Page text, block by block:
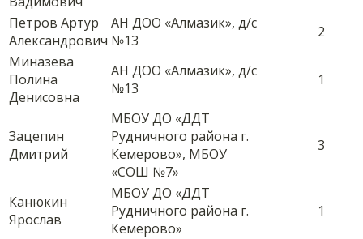
Петров Артур
Александрович
АН ДОО «Алмазик», д/с
№13
2
Миназева
Полина
Денисовна
АН ДОО «Алмазик», д/с
№13
1
Зацепин
Дмитрий
МБОУ ДО «ДДТ
Рудничного района г.
Кемерово», МБОУ
«СОШ №7»
3
Канюкин
Ярослав
МБОУ ДО «ДДТ
Рудничного района г.
Кемерово»
1